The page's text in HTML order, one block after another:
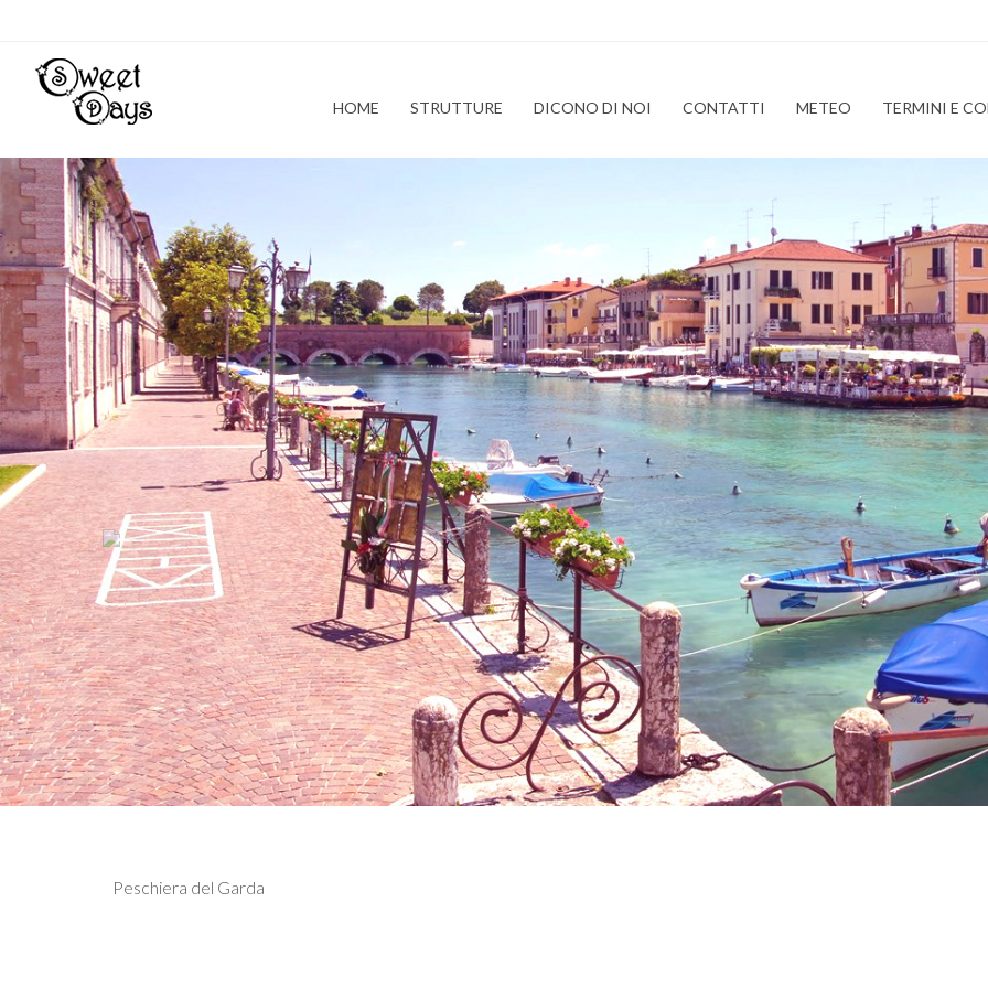
HOME STRUTTURE DICONO DI NOI CONTATTI METEO TERMINI E
Peschiera del Garda
Previous